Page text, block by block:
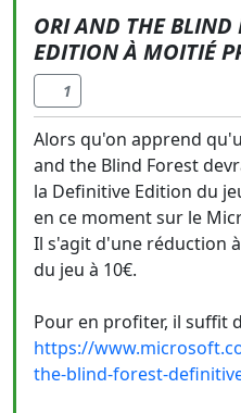
ORI AND THE BLIND
EDITION À MOITIÉ
1
Alors qu'on apprend
and the Blind Forest
la Definitive Edition du
en ce moment sur le
Il s'agit d'une réduction
du jeu à 10€.
Pour en profiter, il suffit
https://
the-blind-forest-